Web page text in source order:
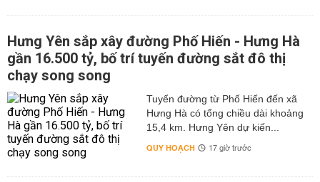
Hưng Yên sắp xây đường Phố Hiến - Hưng Hà
gần 16.500 tỷ, bố trí tuyến đường sắt đô thị
chạy song song
Tuyến đường từ Phố Hiến đến xã
Hưng Hà có tổng chiều dài khoảng
15,4 km. Hưng Yên dự kiến...
QUY HOẠCH 17 giờ trước